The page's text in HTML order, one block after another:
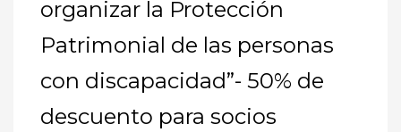
organizar la Protección
Patrimonial de las personas
con discapacidad”- 50% de
descuento para socios